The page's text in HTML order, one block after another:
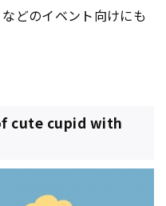
どのイベント向けにも
cute cupid with